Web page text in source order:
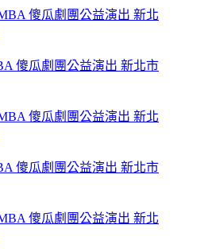
傻瓜劇團公益演出 新北市
傻瓜劇團公益演出 新北市